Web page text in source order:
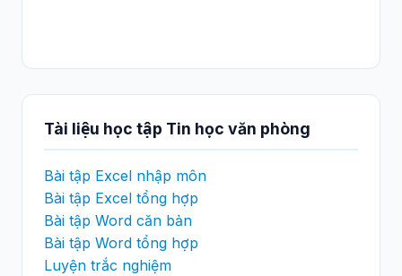
Tài liệu học tập Tin học văn phòng
Bài tập Excel nhập môn
Bài tập Excel tổng hợp
Bài tập Word căn bản
Bài tập Word tổng hợp
Luyện trắc nghiệm